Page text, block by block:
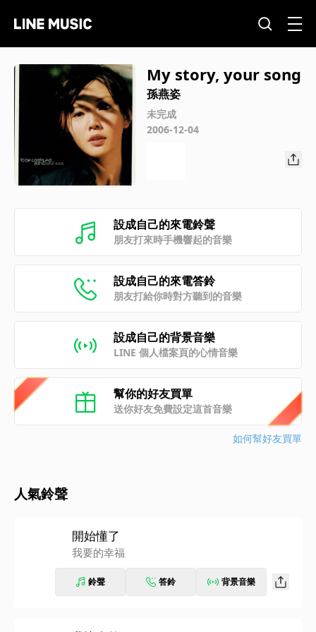
My story, your song
孫燕姿
未完成
2006-12-04
設成自己的來電鈴聲
朋友打來時手機響起的音樂
設成自己的來電答鈴
朋友打給你時對方聽到的音樂
設成自己的背景音樂
LINE 個人檔案頁的心情音樂
幫你的好友買單
送你好友免費設定這首音樂
如何幫好友買單
人氣鈴聲
開始懂了
我要的幸福
鈴聲 答鈴 背景音樂